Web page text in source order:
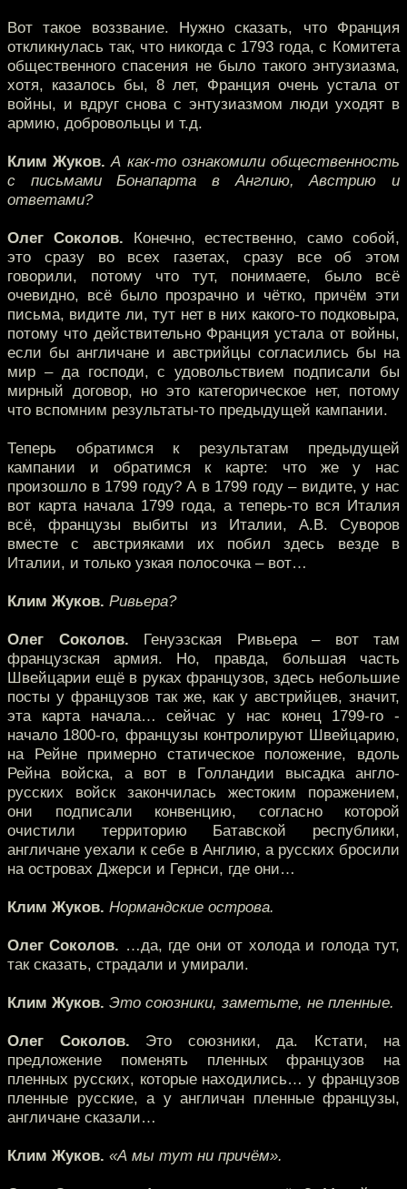
Вот такое воззвание. Нужно сказать, что Франция
откликнулась так, что никогда с 1793 года, с Комитета
общественного спасения не было такого энтузиазма,
хотя, казалось бы, 8 лет, Франция очень устала от
войны, и вдруг снова с энтузиазмом люди уходят в
армию, добровольцы и т.д.
Клим Жуков. А как-то ознакомили общественность
с письмами Бонапарта в Англию, Австрию и
ответами?
Олег Соколов. Конечно, естественно, само собой,
это сразу во всех газетах, сразу все об этом
говорили, потому что тут, понимаете, было всё
очевидно, всё было прозрачно и чётко, причём эти
письма, видите ли, тут нет в них какого-то подковыра,
потому что действительно Франция устала от войны,
если бы англичане и австрийцы согласились бы на
мир – да господи, с удовольствием подписали бы
мирный договор, но это категорическое нет, потому
что вспомним результаты-то предыдущей кампании.
Теперь обратимся к результатам предыдущей
кампании и обратимся к карте: что же у нас
произошло в 1799 году? А в 1799 году – видите, у нас
вот карта начала 1799 года, а теперь-то вся Италия
всё, французы выбиты из Италии, А.В. Суворов
вместе с австрияками их побил здесь везде в
Италии, и только узкая полосочка – вот…
Клим Жуков. Ривьера?
Олег Соколов. Генуэзская Ривьера – вот там
французская армия. Но, правда, большая часть
Швейцарии ещё в руках французов, здесь небольшие
посты у французов так же, как у австрийцев, значит,
эта карта начала… сейчас у нас конец 1799-го -
начало 1800-го, французы контролируют Швейцарию,
на Рейне примерно статическое положение, вдоль
Рейна войска, а вот в Голландии высадка англо-
русских войск закончилась жестоким поражением,
они подписали конвенцию, согласно которой
очистили территорию Батавской республики,
англичане уехали к себе в Англию, а русских бросили
на островах Джерси и Гернси, где они…
Клим Жуков. Нормандские острова.
Олег Соколов. …да, где они от холода и голода тут,
так сказать, страдали и умирали.
Клим Жуков. Это союзники, заметьте, не пленные.
Олег Соколов. Это союзники, да. Кстати, на
предложение поменять пленных французов на
пленных русских, которые находились… у французов
пленные русские, а у англичан пленные французы,
англичане сказали…
Клим Жуков. «А мы тут ни причём».